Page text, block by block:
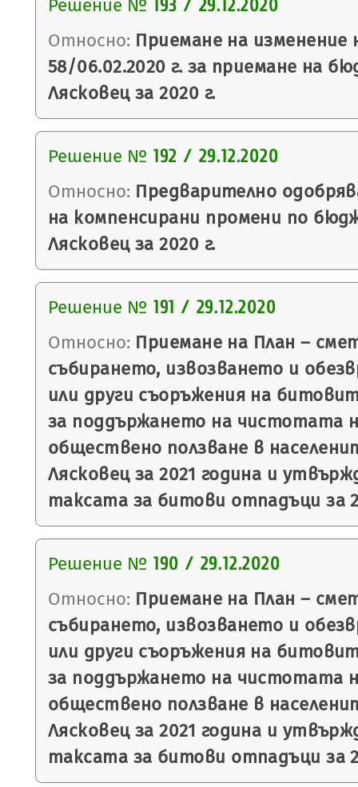
Решение № 193 / 29.12.2020
Относно: Приемане на
58/06.02.2020 г. за приемане на
Лясковец за 2020 г.
Решение № 192 / 29.12.2020
Относно: Предварително
на компенсирани промени по
Лясковец за 2020 г.
Решение № 191 / 29.12.2020
Относно: Приемане на План –
събирането, извозването и
или други съоръжения на
за поддържането на чистотата
обществено ползване в
Лясковец за 2021 година и
таксата за битови отпадъци за
Решение № 190 / 29.12.2020
Относно: Приемане на План –
събирането, извозването и
или други съоръжения на
за поддържането на чистотата
обществено ползване в
Лясковец за 2021 година и
таксата за битови отпадъци за